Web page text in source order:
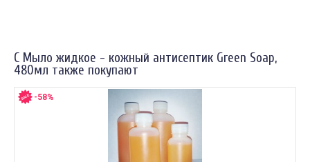
С Мыло жидкое - кожный антисептик Green Soap,
480мл также покупают
-58%